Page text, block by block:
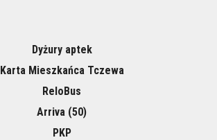
Dyżury aptek
Karta Mieszkańca Tczewa
ReloBus
Arriva (50)
PKP